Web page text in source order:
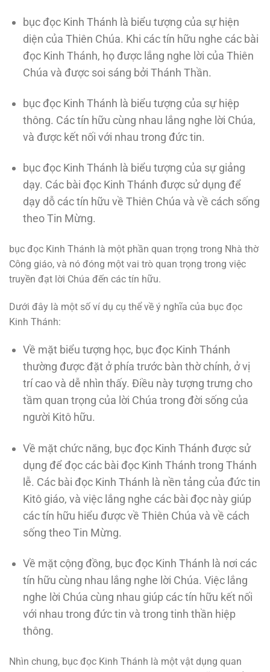
bục đọc Kinh Thánh là biểu tượng của sự hiện
diện của Thiên Chúa. Khi các tín hữu nghe các bài
đọc Kinh Thánh, họ được lắng nghe lời của Thiên
Chúa và được soi sáng bởi Thánh Thần.
bục đọc Kinh Thánh là biểu tượng của sự hiệp
thông. Các tín hữu cùng nhau lắng nghe lời Chúa,
và được kết nối với nhau trong đức tin.
bục đọc Kinh Thánh là biểu tượng của sự giảng
dạy. Các bài đọc Kinh Thánh được sử dụng để
dạy dỗ các tín hữu về Thiên Chúa và về cách sống
theo Tin Mừng.
bục đọc Kinh Thánh là một phần quan trọng trong Nhà thờ
Công giáo, và nó đóng một vai trò quan trọng trong việc
truyền đạt lời Chúa đến các tín hữu.
Dưới đây là một số ví dụ cụ thể về ý nghĩa của bục đọc
Kinh Thánh:
Về mặt biểu tượng học, bục đọc Kinh Thánh
thường được đặt ở phía trước bàn thờ chính, ở vị
trí cao và dễ nhìn thấy. Điều này tượng trưng cho
tầm quan trọng của lời Chúa trong đời sống của
người Kitô hữu.
Về mặt chức năng, bục đọc Kinh Thánh được sử
dụng để đọc các bài đọc Kinh Thánh trong Thánh
lễ. Các bài đọc Kinh Thánh là nền tảng của đức tin
Kitô giáo, và việc lắng nghe các bài đọc này giúp
các tín hữu hiểu được về Thiên Chúa và về cách
sống theo Tin Mừng.
Về mặt cộng đồng, bục đọc Kinh Thánh là nơi các
tín hữu cùng nhau lắng nghe lời Chúa. Việc lắng
nghe lời Chúa cùng nhau giúp các tín hữu kết nối
với nhau trong đức tin và trong tinh thần hiệp
thông.
Nhìn chung, bục đọc Kinh Thánh là một vật dụng quan